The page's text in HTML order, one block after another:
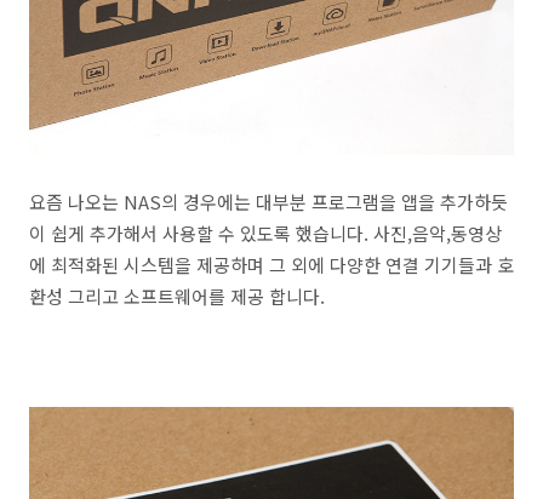
요즘 나오는 NAS의 경우에는 대부분 프로그램을 앱을 추가하듯
이 쉽게 추가해서 사용할 수 있도록 했습니다. 사진,음악,동영상
에 최적화된 시스템을 제공하며 그 외에 다양한 연결 기기들과 호
환성 그리고 소프트웨어를 제공 합니다.